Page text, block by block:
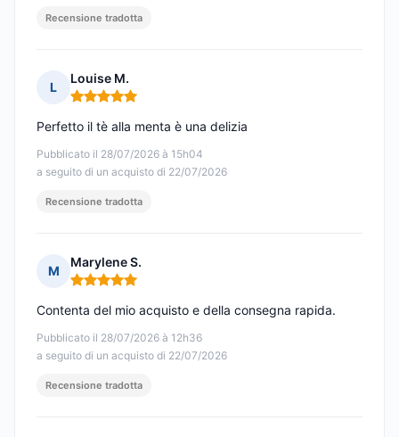
Recensione tradotta
L
Louise M.
Nota: 5 su 5
Pubblicato il 28/07/2026 à 15h04
a seguito di un acquisto di 22/07/2026
Perfetto il tè alla menta è una delizia
Recensione tradotta
M
Marylene S.
Nota: 5 su 5
Pubblicato il 28/07/2026 à 12h36
a seguito di un acquisto di 22/07/2026
Contenta del mio acquisto e della consegna rapida.
Recensione tradotta